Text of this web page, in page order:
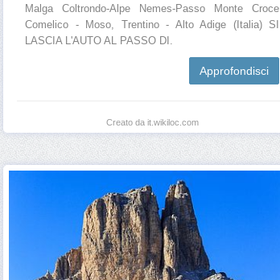
Malga Coltrondo-Alpe Nemes-Passo Monte Croce
Comelico - Moso, Trentino - Alto Adige (Italia) SI
LASCIA L'AUTO AL PASSO DI.
Approfondisci
Creato da it.wikiloc.com